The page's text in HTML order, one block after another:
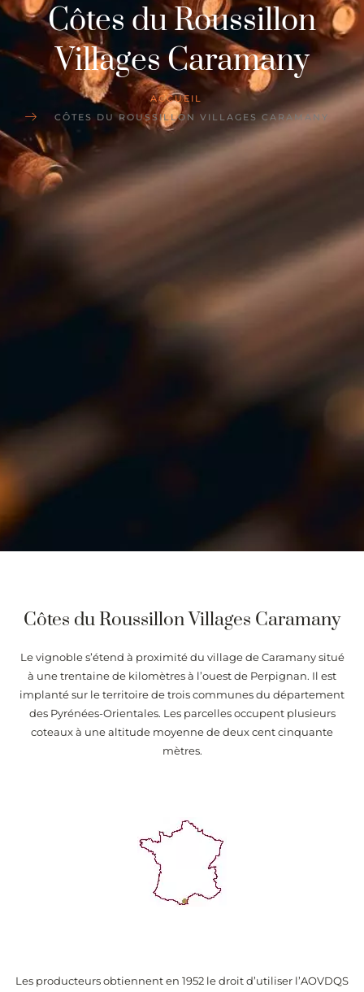
Côtes du Roussillon
Villages Caramany
ACCUEIL
CÔTES DU ROUSSILLON VILLAGES CARAMANY
Côtes du Roussillon Villages Caramany
Le vignoble s’étend à proximité du village de Caramany situé
à une trentaine de kilomètres à l’ouest de Perpignan. Il est
implanté sur le territoire de trois communes du département
des Pyrénées-Orientales. Les parcelles occupent plusieurs
coteaux à une altitude moyenne de deux cent cinquante
mètres.
Les producteurs obtiennent en 1952 le droit d’utiliser l’AOVDQS